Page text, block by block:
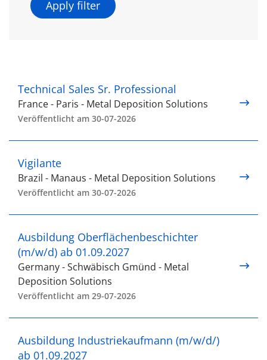
Technical Sales Sr. Professional
France - Paris - Metal Deposition Solutions
Veröffentlicht am 30-07-2026
Vigilante
Brazil - Manaus - Metal Deposition Solutions
Veröffentlicht am 30-07-2026
Ausbildung Oberflächenbeschichter
(m/w/d) ab 01.09.2027
Germany - Schwäbisch Gmünd - Metal
Deposition Solutions
Veröffentlicht am 29-07-2026
Ausbildung Industriekaufmann (m/w/d/)
ab 01.09.2027